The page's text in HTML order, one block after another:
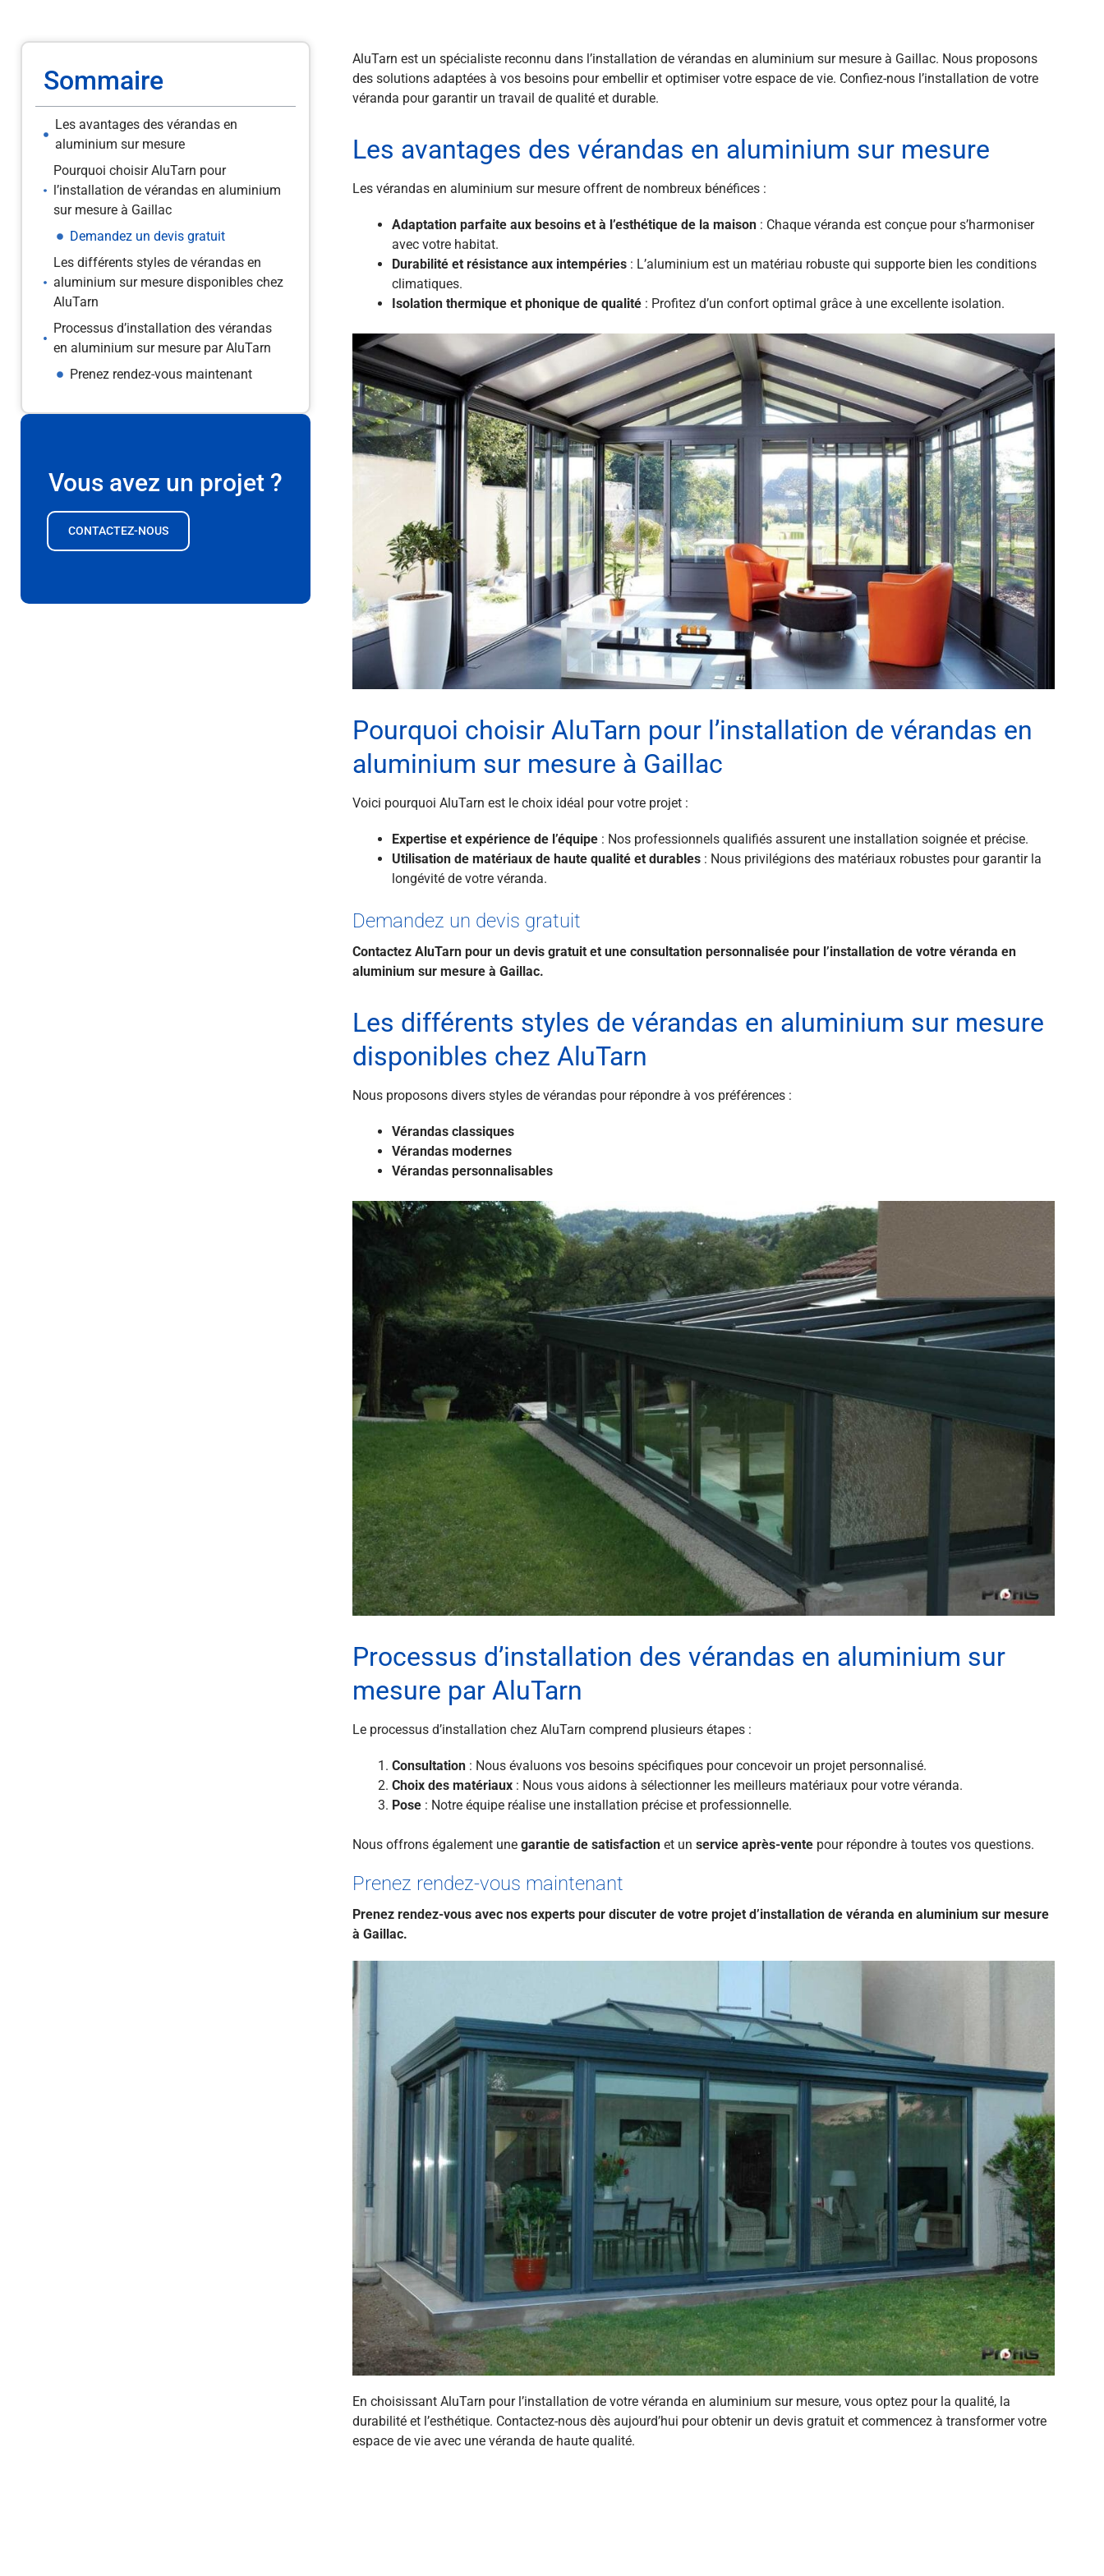
Sommaire
Les avantages des vérandas en
aluminium sur mesure
Pourquoi choisir AluTarn pour
l’installation de vérandas en aluminium
sur mesure à Gaillac
Demandez un devis gratuit
Les différents styles de vérandas en
aluminium sur mesure disponibles chez
AluTarn
Processus d’installation des vérandas
en aluminium sur mesure par AluTarn
Prenez rendez-vous maintenant
Vous avez un projet ?
CONTACTEZ-NOUS
AluTarn est un spécialiste reconnu dans l’installation de vérandas en aluminium sur mesure à Gaillac. Nous proposons
des solutions adaptées à vos besoins pour embellir et optimiser votre espace de vie. Confiez-nous l’installation de votre
véranda pour garantir un travail de qualité et durable.
Les avantages des vérandas en aluminium sur mesure
Les vérandas en aluminium sur mesure offrent de nombreux bénéfices :
Adaptation parfaite aux besoins et à l’esthétique de la maison: Chaque véranda est conçue pour s’harmoniser
avec votre habitat.
Durabilité et résistance aux intempéries: L’aluminium est un matériau robuste qui supporte bien les conditions
climatiques.
Isolation thermique et phonique de qualité: Profitez d’un confort optimal grâce à une excellente isolation.
Pourquoi choisir AluTarn pour l’installation de vérandas en
aluminium sur mesure à Gaillac
Voici pourquoi AluTarn est le choix idéal pour votre projet :
Expertise et expérience de l’équipe: Nos professionnels qualifiés assurent une installation soignée et précise.
Utilisation de matériaux de haute qualité et durables: Nous privilégions des matériaux robustes pour garantir la
longévité de votre véranda.
Demandez un devis gratuit
Contactez AluTarn pour un devis gratuit et une consultation personnalisée pour l’installation de votre véranda en
aluminium sur mesure à Gaillac.
Les différents styles de vérandas en aluminium sur mesure
disponibles chez AluTarn
Nous proposons divers styles de vérandas pour répondre à vos préférences :
Vérandas classiques
Vérandas modernes
Vérandas personnalisables
Processus d’installation des vérandas en aluminium sur
mesure par AluTarn
Le processus d’installation chez AluTarn comprend plusieurs étapes :
Consultation: Nous évaluons vos besoins spécifiques pour concevoir un projet personnalisé.
Choix des matériaux: Nous vous aidons à sélectionner les meilleurs matériaux pour votre véranda.
Pose: Notre équipe réalise une installation précise et professionnelle.
Nous offrons également une garantie de satisfactionet un service après-ventepour répondre à toutes vos questions.
Prenez rendez-vous maintenant
Prenez rendez-vous avec nos experts pour discuter de votre projet d’installation de véranda en aluminium sur mesure
à Gaillac.
En choisissant AluTarn pour l’installation de votre véranda en aluminium sur mesure, vous optez pour la qualité, la
durabilité et l’esthétique. Contactez-nous dès aujourd’hui pour obtenir un devis gratuit et commencez à transformer votre
espace de vie avec une véranda de haute qualité.